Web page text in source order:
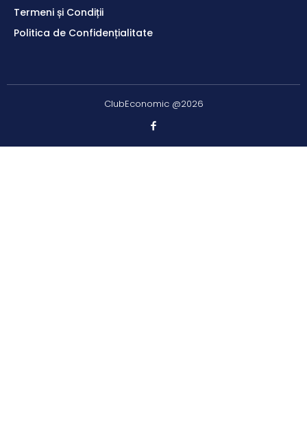
Termeni și Condiții
Politica de Confidențialitate
ClubEconomic @2026